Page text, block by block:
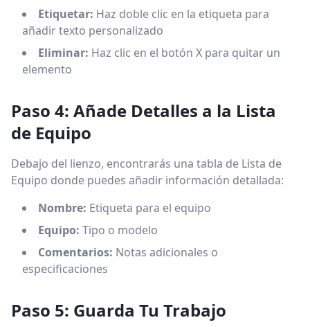
Etiquetar: Haz doble clic en la etiqueta para
añadir texto personalizado
Eliminar: Haz clic en el botón X para quitar un
elemento
Paso 4: Añade Detalles a la Lista
de Equipo
Debajo del lienzo, encontrarás una tabla de Lista de
Equipo donde puedes añadir información detallada:
Nombre: Etiqueta para el equipo
Equipo: Tipo o modelo
Comentarios: Notas adicionales o
especificaciones
Paso 5: Guarda Tu Trabajo